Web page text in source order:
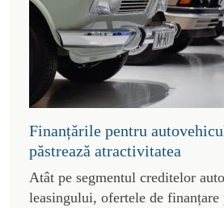
Finanțările pentru
păstrează atractivitatea
Atât pe segmentul creditelor
leasingului, ofertele de finanțare